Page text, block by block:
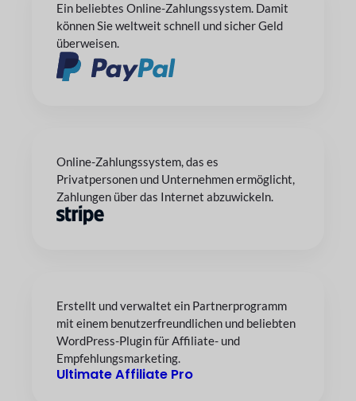
Ein beliebtes Online-Zahlungssystem. Damit
können Sie weltweit schnell und sicher Geld
überweisen.
Online-Zahlungssystem, das es
Privatpersonen und Unternehmen ermöglicht,
Zahlungen über das Internet abzuwickeln.
Erstellt und verwaltet ein Partnerprogramm
mit einem benutzerfreundlichen und beliebten
WordPress-Plugin für Affiliate- und
Empfehlungsmarketing.
Ultimate Affiliate Pro